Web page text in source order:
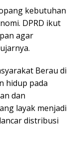
kebutuhan
DPRD ikut
agar
Berau di
hidup pada
dan
layak menjadi
distribusi